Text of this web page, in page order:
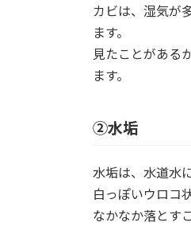
カビは、湿気が
ます。
見たことがある
ます。
②水垢
水垢は、水道水
白っぽいウロコ
なかなか落とす